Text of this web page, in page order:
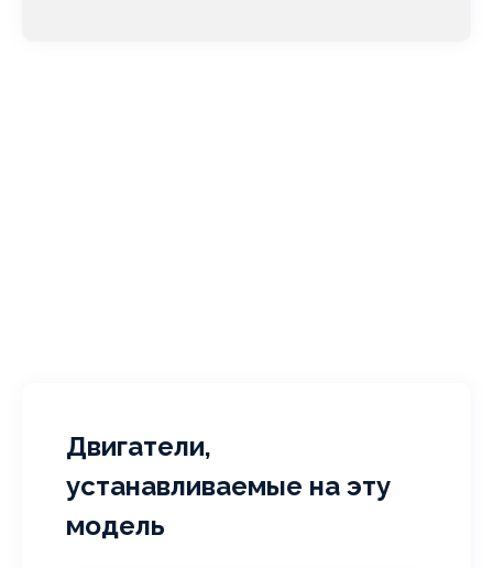
Двигатели,
устанавливаемые на эту
модель